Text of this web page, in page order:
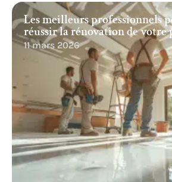
Les meilleurs professionnels
réussir la rénovation de votre
11 mars 2026